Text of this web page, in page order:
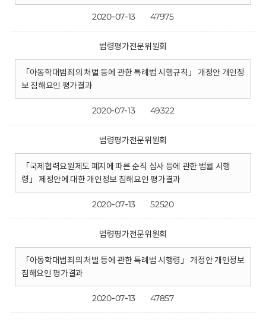
2020-07-13 47975
법령평가전문위원회
「아동학대범죄의 처벌 등에 관한 특례법 시행규칙」 개정안 개인정
보 침해요인 평가결과
2020-07-13 49322
법령평가전문위원회
「국제협력요원제도 폐지에 따른 순직 심사 등에 관한 법률 시행
령」 제정안에 대한 개인정보 침해요인 평가결과
2020-07-13 52520
법령평가전문위원회
「아동학대범죄의 처벌 등에 관한 특례법 시행령」 개정안 개인정보
침해요인 평가결과
2020-07-13 47857